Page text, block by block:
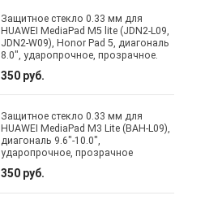
Защитное стекло 0.33 мм для
HUAWEI MediaPad M5 lite (JDN2-L09,
JDN2-W09), Honor Pad 5, диагональ
8.0", ударопрочное, прозрачное.
350 руб.
Защитное стекло 0.33 мм для
HUAWEI MediaPad M3 Lite (BAH-L09),
диагональ 9.6"-10.0",
ударопрочное, прозрачное
350 руб.